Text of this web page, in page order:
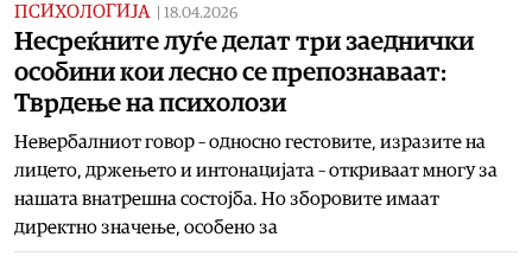
ПСИХОЛОГИЈА 18.04.2026
Несреќните луѓе делат три заеднички
особини кои лесно се препознаваат:
Тврдење на психолози
Невербалниот говор – односно гестовите, изразите на
лицето, држењето и интонацијата – откриваат многу за
нашата внатрешна состојба. Но зборовите имаат
директно значење, особено за